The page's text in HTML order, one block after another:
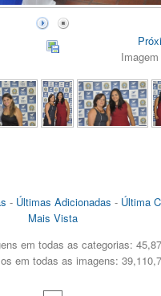
- Últimas Adicionadas - Última
Mais Vista
em todas as categorias:
em todas as imagens: